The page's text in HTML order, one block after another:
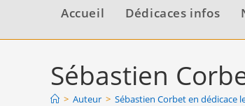
Accueil Dédicaces infos
Sébastien
> Auteur > Sébastien Corbet en dédicace